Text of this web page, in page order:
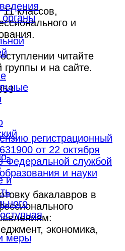
органы
и
меры
классов,
и
читайте
и на сайте.
регистрационный
от 22 октября
Федеральной службой
и науки
бакалавров в
экономика,